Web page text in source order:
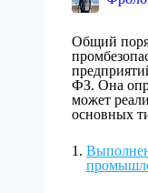
Общий
ФЗ. Она
может
основных